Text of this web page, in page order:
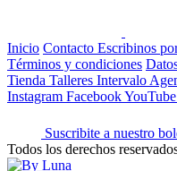
Inicio Contacto Escribinos
Términos y condiciones
Tienda Talleres Intervalo
Instagram FacebookYouTube
Suscribite a nuestro
Todos los derechos